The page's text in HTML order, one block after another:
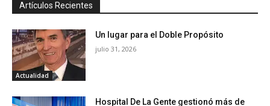
Artículos Recientes
Actualidad
Un lugar para el Doble Propósito
julio 31, 2026
Hospital De La Gente gestionó más de